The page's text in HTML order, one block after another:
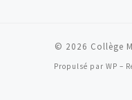
© 2026 Collège
Propulsé par WP –